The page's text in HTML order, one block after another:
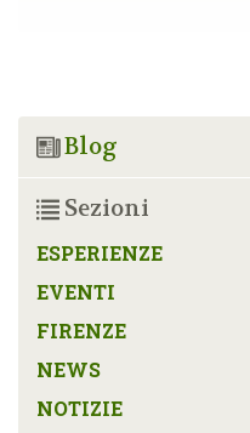
Blog
Sezioni
ESPERIENZE
EVENTI
FIRENZE
NEWS
NOTIZIE